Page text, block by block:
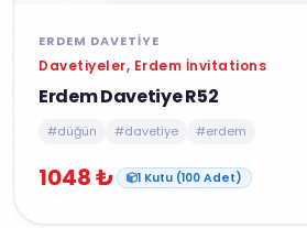
ERDEM DAVETIYE
Davetiyeler, Erdem İnvitations
Erdem Davetiye R52
#düğün #davetiye #erdem
1048 ₺ 1 Kutu (100 Adet)